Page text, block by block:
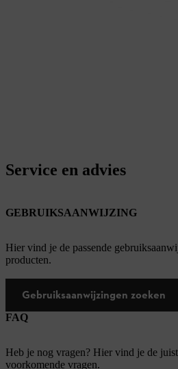
Service en advies
GEBRUIKSAANWIJZING
Hier vind je de passende
producten.
Gebruiksaanwijzingen zoeken
FAQ
Heb je nog vragen? Hier vind je de
voorkomende vragen.